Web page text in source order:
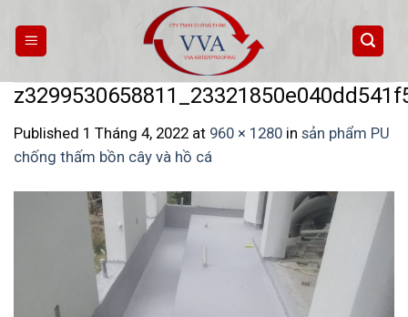
content
Published 1 Tháng 4, 2022 at 960 × 1280 in sản phẩm PU
chống thấm bồn cây và hồ cá